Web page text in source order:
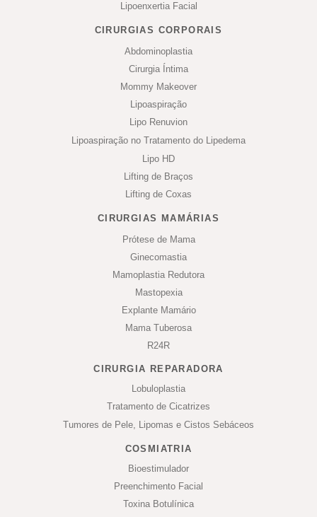
Lipoenxertia Facial
CIRURGIAS CORPORAIS
Abdominoplastia
Cirurgia Íntima
Mommy Makeover
Lipoaspiração
Lipo Renuvion
Lipoaspiração no Tratamento do Lipedema
Lipo HD
Lifting de Braços
Lifting de Coxas
CIRURGIAS MAMÁRIAS
Prótese de Mama
Ginecomastia
Mamoplastia Redutora
Mastopexia
Explante Mamário
Mama Tuberosa
R24R
CIRURGIA REPARADORA
Lobuloplastia
Tratamento de Cicatrizes
Tumores de Pele, Lipomas e Cistos Sebáceos
COSMIATRIA
Bioestimulador
Preenchimento Facial
Toxina Botulínica